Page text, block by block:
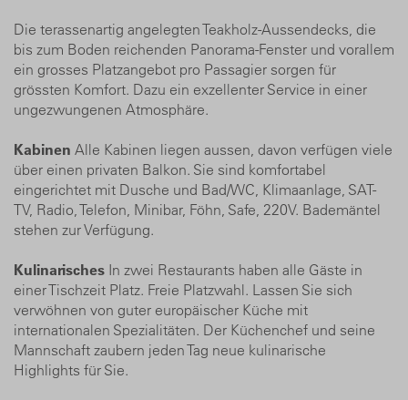
Die terassenartig angelegten Teakholz-Aussendecks, die
bis zum Boden reichenden Panorama-Fenster und vorallem
ein grosses Platzangebot pro Passagier sorgen für
grössten Komfort. Dazu ein exzellenter Service in einer
ungezwungenen Atmosphäre.
Kabinen Alle Kabinen liegen aussen, davon verfügen viele
über einen privaten Balkon. Sie sind komfortabel
eingerichtet mit Dusche und Bad/WC, Klimaanlage, SAT-
TV, Radio, Telefon, Minibar, Föhn, Safe, 220V. Bademäntel
stehen zur Verfügung.
Kulinarisches In zwei Restaurants haben alle Gäste in
einer Tischzeit Platz. Freie Platzwahl. Lassen Sie sich
verwöhnen von guter europäischer Küche mit
internationalen Spezialitäten. Der Küchenchef und seine
Mannschaft zaubern jeden Tag neue kulinarische
Highlights für Sie.